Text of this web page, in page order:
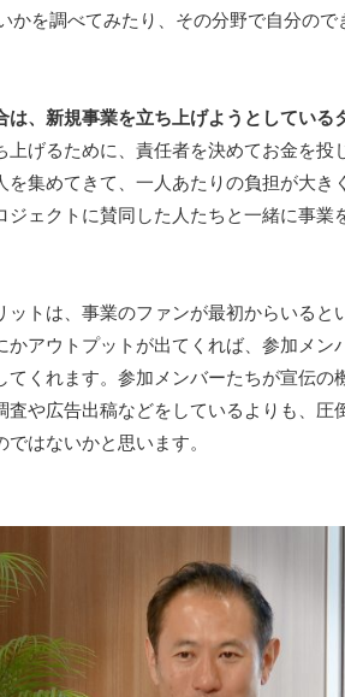
かを調べてみたり、その分野で自分の
は、新規事業を立ち上げようとしている
上げるために、責任者を決めてお金を投
を集めてきて、一人あたりの負担が大き
ジェクトに賛同した人たちと一緒に事業
ットは、事業のファンが最初からいると
かアウトプットが出てくれば、参加メン
てくれます。参加メンバーたちが宣伝の
査や広告出稿などをしているよりも、圧
ではないかと思います。